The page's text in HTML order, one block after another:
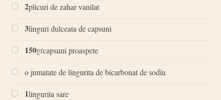
2plicuri de zahar vanilat
3linguri dulceata de capsuni
150grcapsuni proaspete
o jumatate de lingurita de bicarbonat de sodiu
1lingurita sare